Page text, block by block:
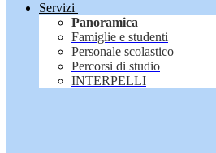
Servizi
Panoramica
Famiglie e studenti
Personale scolastico
Percorsi di studio
INTERPELLI